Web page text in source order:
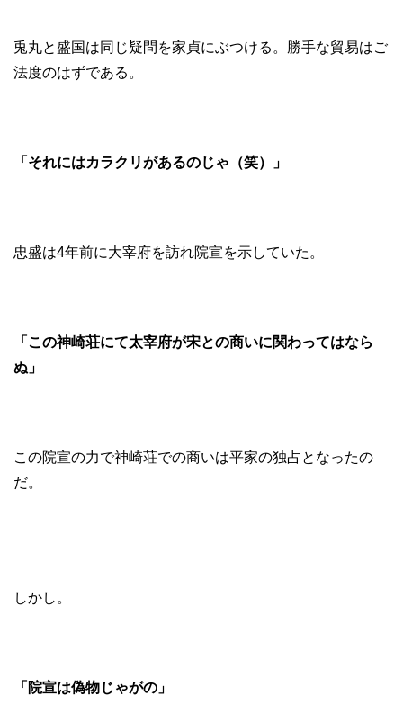
兎丸と盛国は同じ疑問を家貞にぶつける。勝手な貿易はご
法度のはずである。
「それにはカラクリがあるのじゃ（笑）」
忠盛は4年前に大宰府を訪れ院宣を示していた。
「この神崎荘にて太宰府が宋との商いに関わってはなら
ぬ」
この院宣の力で神崎荘での商いは平家の独占となったの
だ。
しかし。
「院宣は偽物じゃがの」